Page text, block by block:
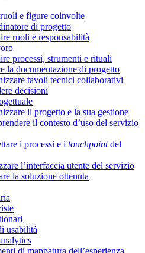
e figure coinvolte
di progetto
ruoli e responsabilità
processi, strumenti e rituali
la documentazione di progetto
tavoli tecnici collaborativi
decisioni
il progetto e la sua gestione
il contesto d’uso del servizio
i processi e i touchpointdel
l’interfaccia utente del servizio
la soluzione ottenuta
usabilità
di mappatura dell’esperienza